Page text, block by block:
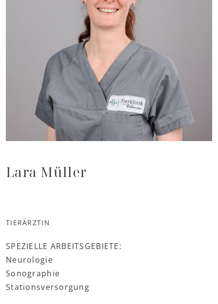
Lara Müller
TIERÄRZTIN
SPEZIELLE ARBEITSGEBIETE:
Neurologie
Sonographie
Stationsversorgung